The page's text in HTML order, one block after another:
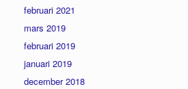
februari 2021
mars 2019
februari 2019
januari 2019
december 2018